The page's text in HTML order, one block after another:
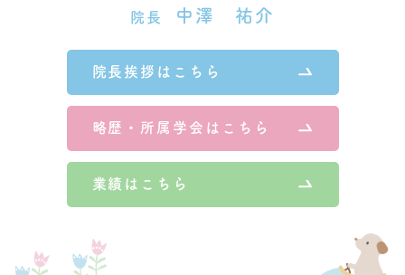
院長 中澤 祐介
院長挨拶はこちら
略歴・所属学会はこちら
業績はこちら